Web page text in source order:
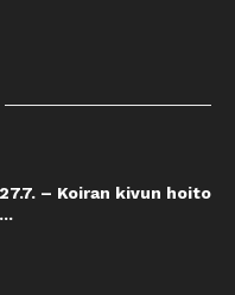
– Koiran kivun hoito